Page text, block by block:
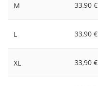
M 33,90
L 33,90
XL 33,90